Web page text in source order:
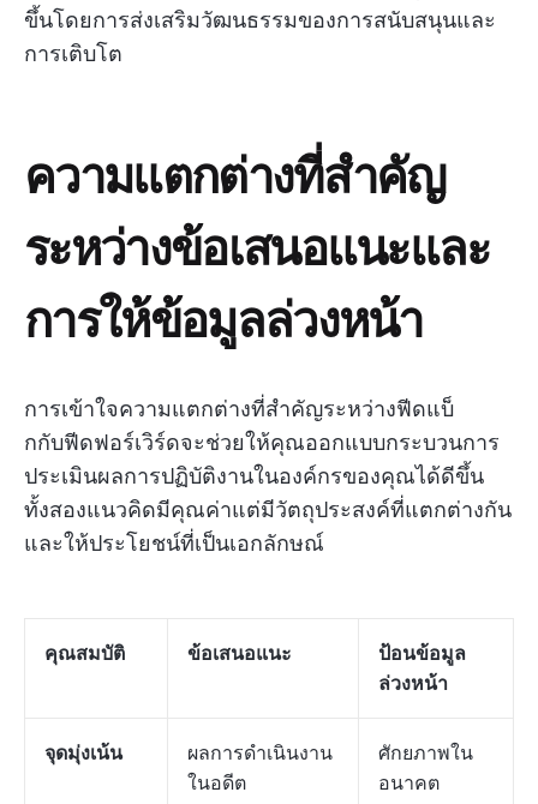
ขึ้นโดยการส่งเสริมวัฒนธรรมของการสนับสนุนและ
การเติบโต
ความแตกต่างที่สำคัญ
ระหว่างข้อเสนอแนะและ
การให้ข้อมูลล่วงหน้า
การเข้าใจความแตกต่างที่สำคัญระหว่างฟีดแบ็
กกับฟีดฟอร์เวิร์ดจะช่วยให้คุณออกแบบกระบวนการ
ประเมินผลการปฏิบัติงานในองค์กรของคุณได้ดีขึ้น
ทั้งสองแนวคิดมีคุณค่าแต่มีวัตถุประสงค์ที่แตกต่างกัน
และให้ประโยชน์ที่เป็นเอกลักษณ์
คุณสมบัติ ข้อเสนอแนะ
ป้อนข้อมูล
ล่วงหน้า
จุดมุ่งเน้น
ผลการดำเนินงาน
ในอดีต
ศักยภาพใน
อนาคต